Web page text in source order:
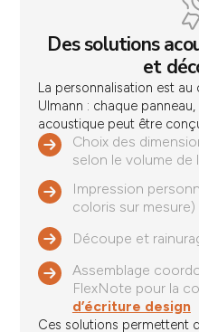
Des solutions
et
La personnalisation est
Ulmann : chaque
acoustique peut être
Choix des
selon le volume de
Impression
coloris sur mesure)
Découpe et
Assemblage
FlexNote pour la
d’écriture design
Ces solutions permettent